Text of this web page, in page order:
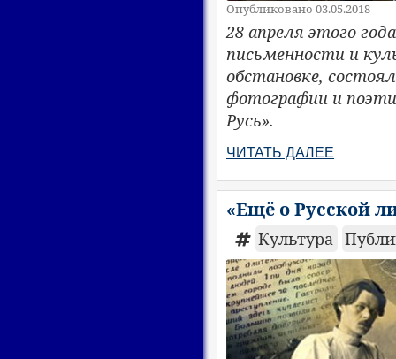
Опубликовано 03.05.2018
28 апреля этого
письменности и
обстановке,
фотографии и
Русь».
ЧИТАТЬ ДАЛЕЕ
«Ещё о Русской
Культура